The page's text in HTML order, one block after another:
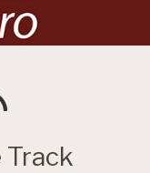
Track